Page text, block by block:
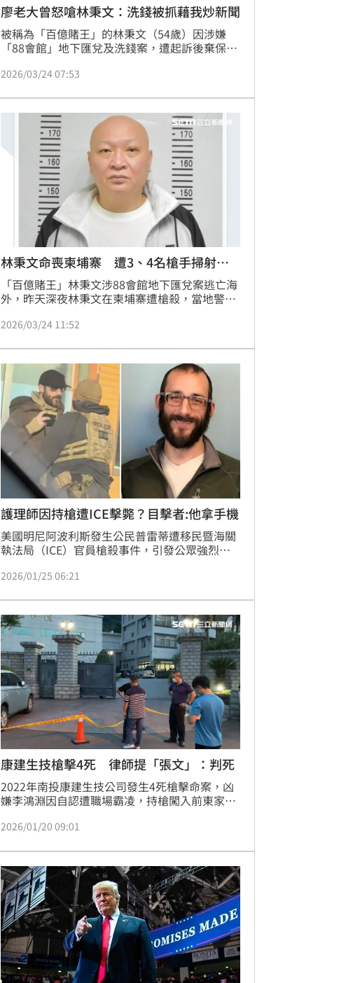
廖老大曾怒嗆林秉文：洗錢被抓藉我炒新聞
被稱為「百億賭王」的林秉文（54歲）因涉嫌
「88會館」地下匯兌及洗錢案，遭起訴後棄保潛
刑式槍殺，身中29槍、其中5槍打中頭部慘死。
當時許多倒店的加盟主聯手林秉文開新飲料品
牌，並將對廖老大提告。後來廖老大開直播反擊
嗆林秉文「不要靠我炒新聞啦，你已經『洗錢』
被警察抓起來交保了，還對我提告實在有夠好
2026/03/24 07:53
林秉文命喪柬埔寨 遭3、4名槍手掃射擊
斃
「百億賭王」林秉文涉88會館地下匯兌案逃亡海
外，昨天深夜林秉文在柬埔寨遭槍殺，當地警方
射身亡，嫌犯已逃逸，針對這起謀殺案正在調查
2026/03/24 11:52
護理師因持槍遭ICE擊斃？目擊者:他拿手機
美國明尼阿波利斯發生公民普雷蒂遭移民暨海關
執法局（ICE）官員槍殺事件，引發公眾強烈憤
而兩名關鍵目擊者的宣誓證詞及現場影片，直接
未持有任何武器，僅是試圖協助一名遭ICE推倒
的女子，卻遭多名執法人員壓倒在地並開槍擊
斃。一名醫師證人亦表示，普雷蒂未持武器，且
他嘗試施救卻遭阻擋。這些證據與證詞與官方說
法南轅北轍，引發外界對執法合法性與透明度的
嚴重質疑，事件持續延燒。
2026/01/25 06:21
康建生技槍擊4死 律師提「張文」：判死
2022年南投康建生技公司發生4死槍擊命案，凶
嫌李鴻淵因自認遭職場霸凌，持槍闖入前東家
刑、1個無期徒刑，死刑最高院發回更審、無期
家屬委任律師黃靖閔在庭上引述近期發生的「張
文隨機殺人案」，強調李鴻淵以行刑式槍殺被害
者4人，已符合「最嚴重情節」，達判處死刑要
件，請法官維持死刑。
2026/01/20 09:01